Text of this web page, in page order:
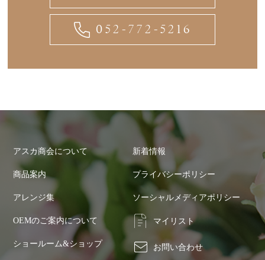
052-772-5216
アスカ商会について
商品案内
アレンジ集
OEMのご案内について
ショールーム&ショップ
新着情報
プライバシーポリシー
ソーシャルメディアポリシー
マイリスト
お問い合わせ